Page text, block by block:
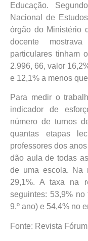
Educação.
Nacional de
órgão do Ministério
docente
particulares tinham
2.996, 66, valor
e 12,1% a menos
Para medir o
indicador de
número de turnos
quantas etapas
professores dos
dão aula de todas
de uma escola. Na
29,1%. A taxa na
seguintes: 53,9%
9.º ano) e 54,4% no
Fonte: Revista